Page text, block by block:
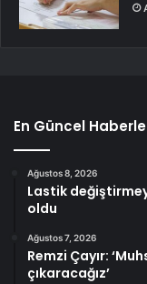
En Güncel
Ağustos 8, 2026
Lastik
oldu
Ağustos 7, 2026
Remzi Çayır:
çıkaracağız’